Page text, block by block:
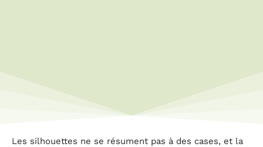
Les silhouettes ne se résument pas à des cases, et la